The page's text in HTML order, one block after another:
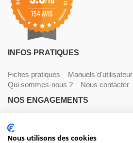
754 AVIS
INFOS PRATIQUES
Fiches pratiques
Manuels d'utilisateur
Qui sommes-nous ?
Nous contacter
NOS ENGAGEMENTS
Livraisons
NOS COORDONNÉES
Nous utilisons des cookies